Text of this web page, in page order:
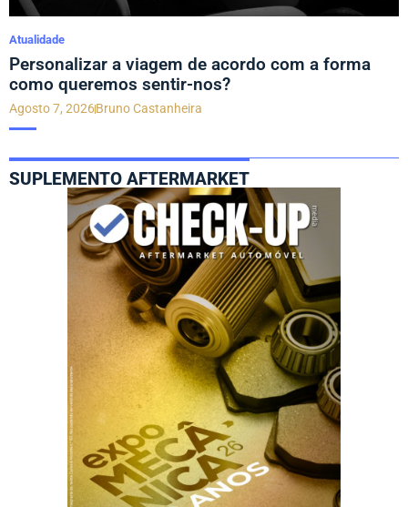
Atualidade
Personalizar a viagem de acordo com a forma
como queremos sentir-nos?
Agosto 7, 2026Bruno Castanheira
SUPLEMENTO AFTERMARKET